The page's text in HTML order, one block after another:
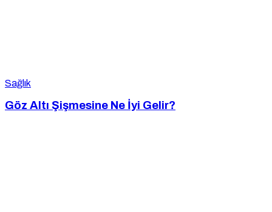
Sağlık
Göz Altı Şişmesine Ne İyi Gelir?